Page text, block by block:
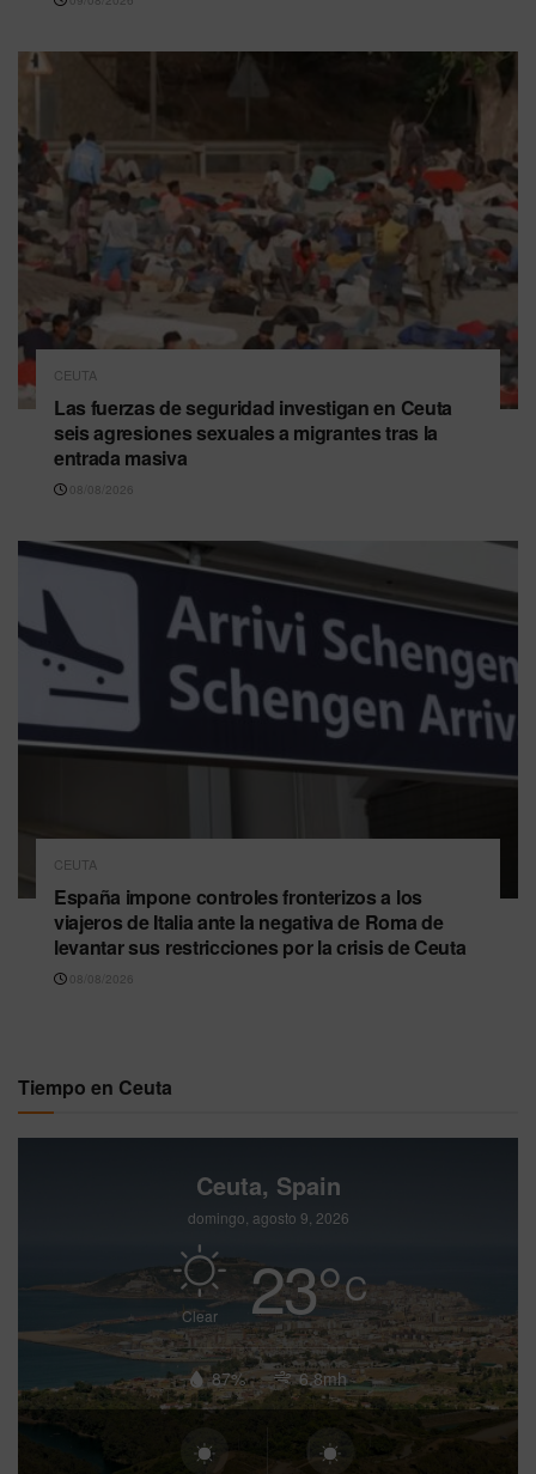
CEUTA
Las fuerzas de seguridad investigan en Ceuta
seis agresiones sexuales a migrantes tras la
entrada masiva
08/08/2026
CEUTA
España impone controles fronterizos a los
viajeros de Italia ante la negativa de Roma de
levantar sus restricciones por la crisis de Ceuta
08/08/2026
Tiempo en Ceuta
Ceuta, Spain
domingo, agosto 9, 2026
Clear 23°C
87% 6.8mh